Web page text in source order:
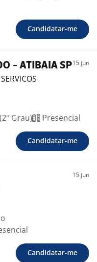
Candidatar-me
- ATIBAIA SP15 jun
Grau) Presencial
Candidatar-me
15 jun
Candidatar-me